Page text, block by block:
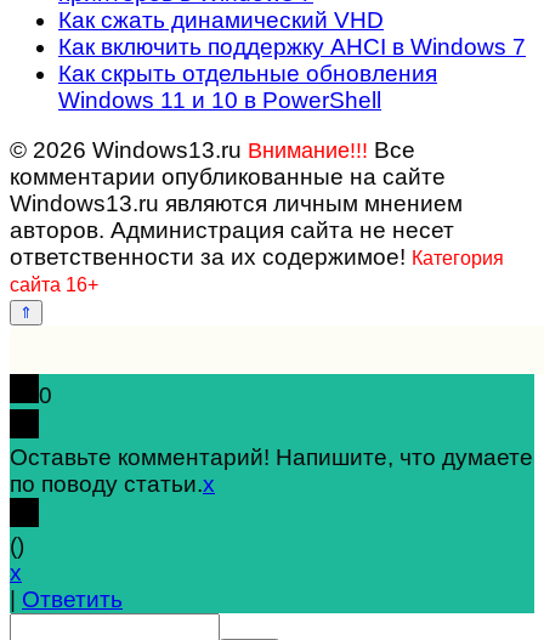
Как сжать динамический VHD
Как включить поддержку AHCI в Windows 7
Как скрыть отдельные обновления
Windows 11 и 10 в PowerShell
© 2026 Windows13.ru Внимание!!! Все
комментарии опубликованные на сайте
Windows13.ru являются личным мнением
авторов. Администрация сайта не несет
ответственности за их содержимое! Категория
сайта 16+
0
Оставьте комментарий! Напишите, что думаете
по поводу статьи.x
()
x
| Ответить